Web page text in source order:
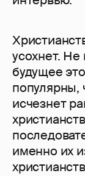
усохнет. Не
будущее
популярны,
исчезнет
именно их